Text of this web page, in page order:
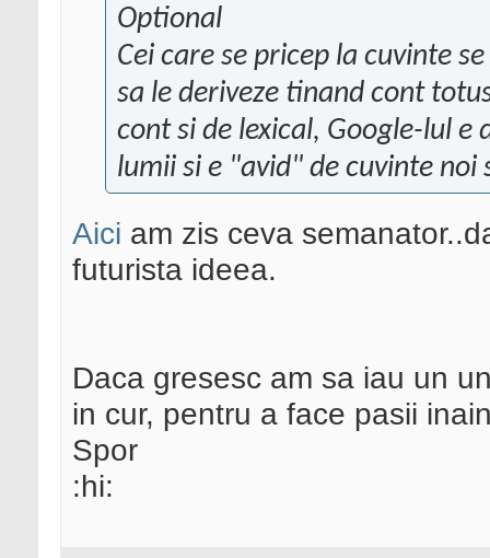
Optional
Cei care se pricep la cuvinte
sa le deriveze tinand cont
cont si de lexical, Google-lul
lumii si e "avid" de cuvinte noi
Aici am zis ceva
futurista ideea.
Daca gresesc am sa iau un
in cur, pentru a face pasii
Spor
:hi: